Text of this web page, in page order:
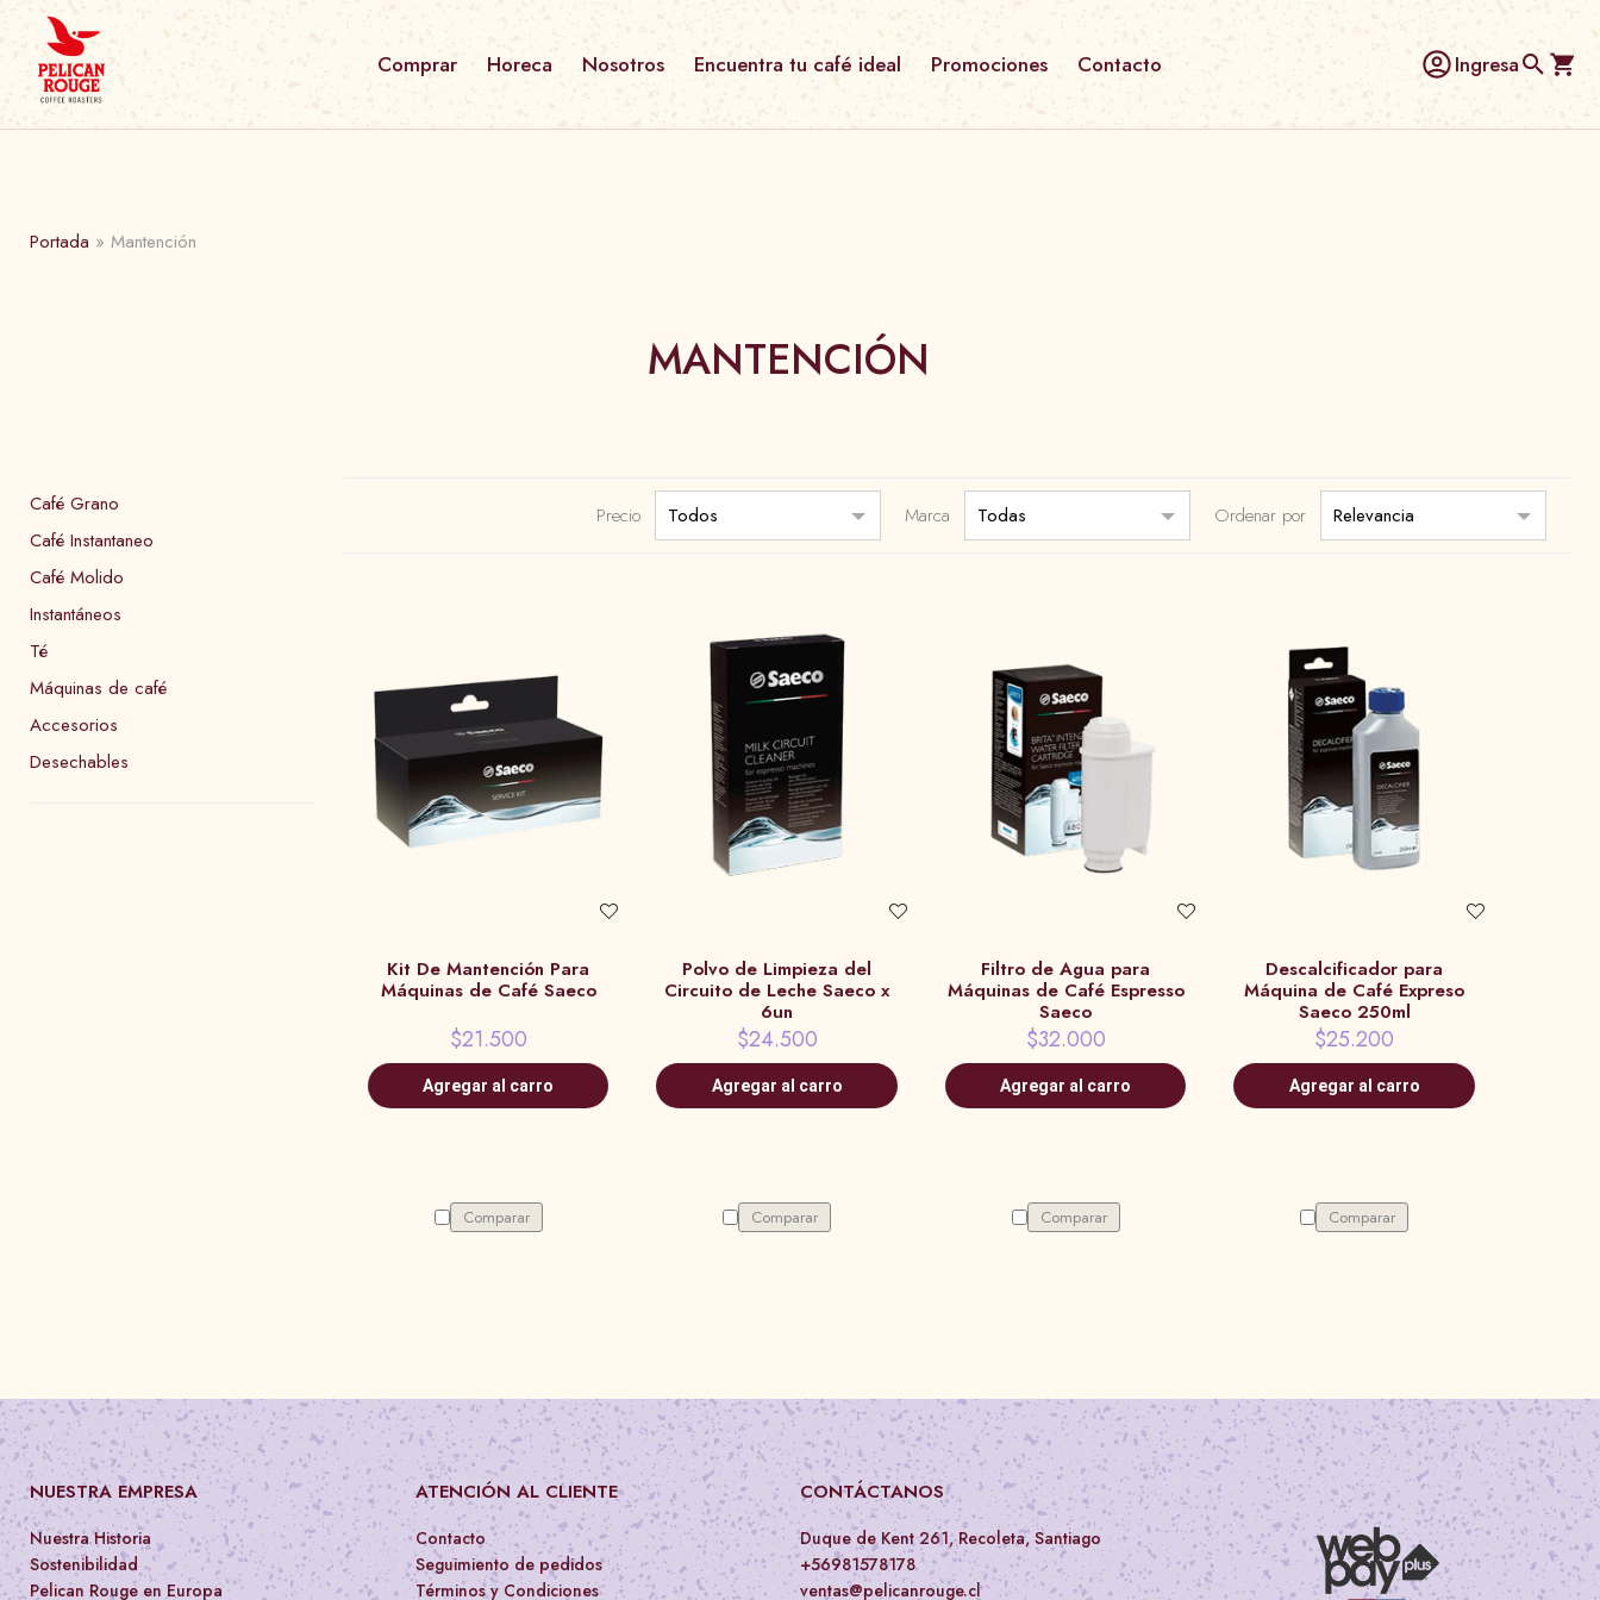
Comprar
Café Grano
Horeca Nosotros Encuentra tu café ideal Promociones Contacto Ingresa
Portada » Mantención
MANTENCIÓN
Café Grano
Café Instantaneo
Café Molido
Instantáneos
Té
Máquinas de café
Accesorios
Desechables
Precio Marca Ordenar por
Kit De Mantención Para
Máquinas de Café Saeco
$21.500
Agregar al carro
Comparar
Polvo de Limpieza del
Circuito de Leche Saeco x
6un
$24.500
Agregar al carro
Comparar
Filtro de Agua para
Máquinas de Café Espresso
Saeco
$32.000
Agregar al carro
Comparar
Descalcificador para
Máquina de Café Expreso
Saeco 250ml
$25.200
Agregar al carro
Comparar
NUESTRA EMPRESA
Nuestra Historia
Sostenibilidad
Pelican Rouge en Europa
ATENCIÓN AL CLIENTE
Contacto
Seguimiento de pedidos
Términos y Condiciones
CONTÁCTANOS
Duque de Kent 261, Recoleta, Santiago
+56981578178
ventas@pelicanrouge.cl